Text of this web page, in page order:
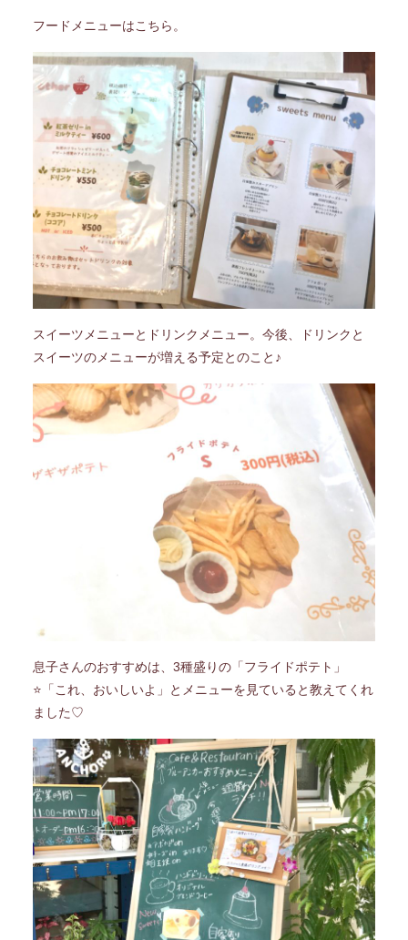
フードメニューはこちら。
スイーツメニューと ドリンクメニュー。今後、ドリンクと
スイーツのメニューが増える予定とのこと♪
息子さんのおすすめは、3種盛りの「フライドポテト」
⭐「これ、おいしいよ」とメニューを見ていると教えてくれ
ました♡